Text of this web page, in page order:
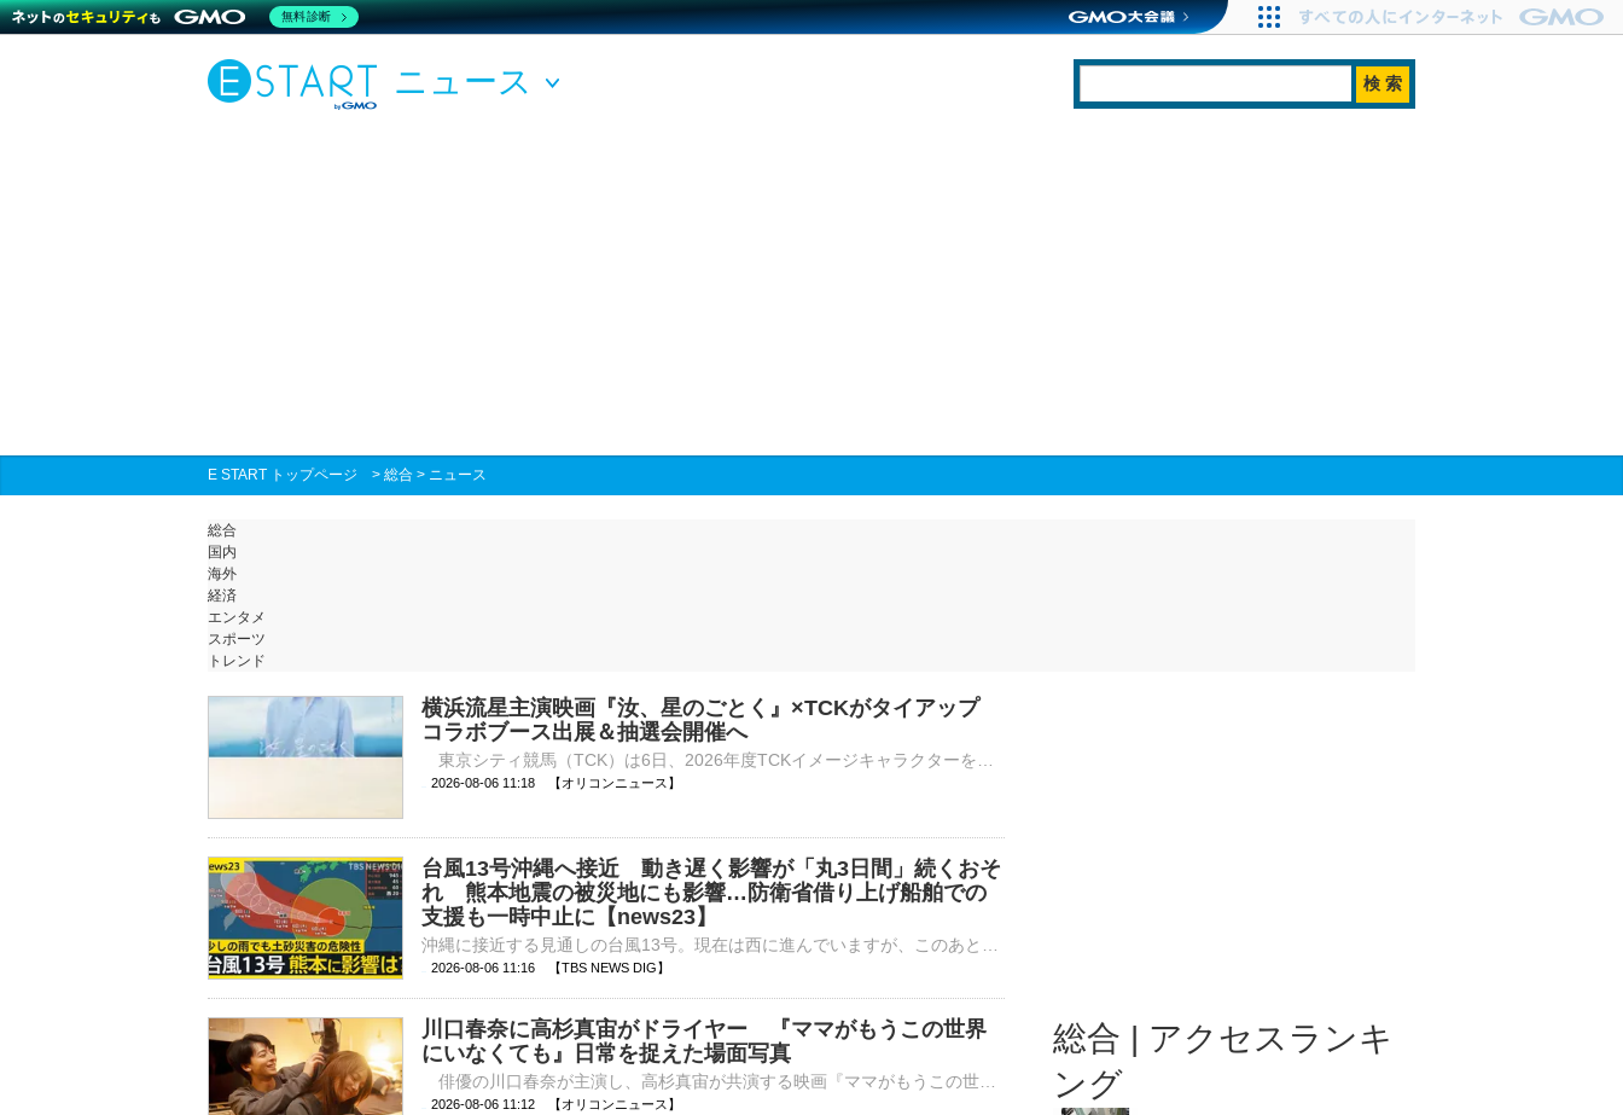
ニュース
E START トップページ > 総合 > ニュース
総合
国内
海外
経済
エンタメ
スポーツ
トレンド
横浜流星主演映画『汝、星のごとく』×TCKがタイアップ
コラボブース出展＆抽選会開催へ
2026-08-06 11:18 【オリコンニュース】
台風13号沖縄へ接近 動き遅く影響が「丸3日間」続くおそ
れ 熊本地震の被災地にも影響…防衛省借り上げ船舶での
支援も一時中止に【news23】
2026-08-06 11:16 【TBS NEWS DIG】
川口春奈に高杉真宙がドライヤー 『ママがもうこの世界
にいなくても』日常を捉えた場面写真
2026-08-06 11:12 【オリコンニュース】
総合 | アクセスランキ
ング
無料診断